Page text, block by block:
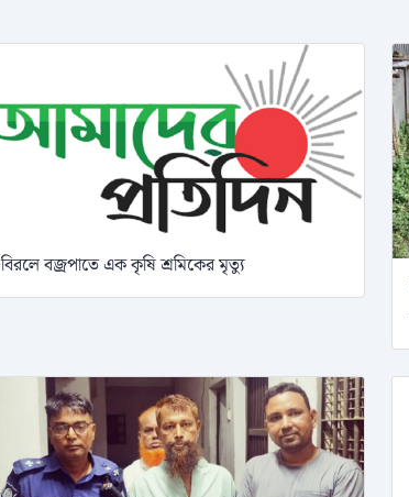
বিরলে বজ্রপাতে এক কৃষি শ্রমিকের মৃত্যু